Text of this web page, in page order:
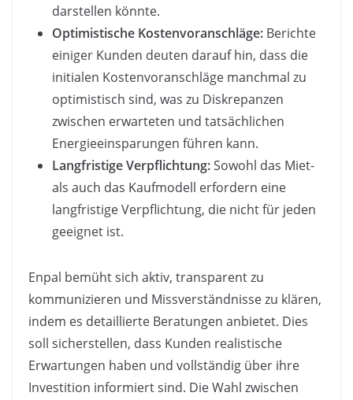
darstellen könnte.
Optimistische Kostenvoranschläge: Berichte
einiger Kunden deuten darauf hin, dass die
initialen Kostenvoranschläge manchmal zu
optimistisch sind, was zu Diskrepanzen
zwischen erwarteten und tatsächlichen
Energieeinsparungen führen kann.
Langfristige Verpflichtung:Sowohl das Miet-
als auch das Kaufmodell erfordern eine
langfristige Verpflichtung, die nicht für jeden
geeignet ist.
Enpal bemüht sich aktiv, transparent zu
kommunizieren und Missverständnisse zu klären,
indem es detaillierte Beratungen anbietet. Dies
soll sicherstellen, dass Kunden realistische
Erwartungen haben und vollständig über ihre
Investition informiert sind. Die Wahl zwischen